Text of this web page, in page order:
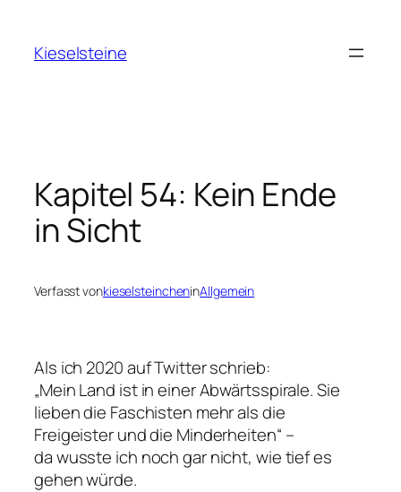
springen
Kieselsteine
Kapitel 54: Kein Ende
in Sicht
Verfasst vonkieselsteincheninAllgemein
Als ich 2020 auf Twitter schrieb:
„Mein Land ist in einer Abwärtsspirale. Sie
lieben die Faschisten mehr als die
Freigeister und die Minderheiten“ –
da wusste ich noch gar nicht, wie tief es
gehen würde.